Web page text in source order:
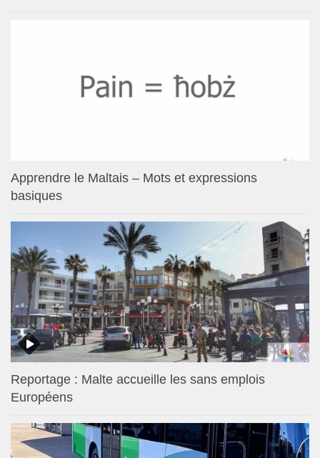
Apprendre le Maltais – Mots et expressions
basiques
Reportage : Malte accueille les sans emplois
Européens